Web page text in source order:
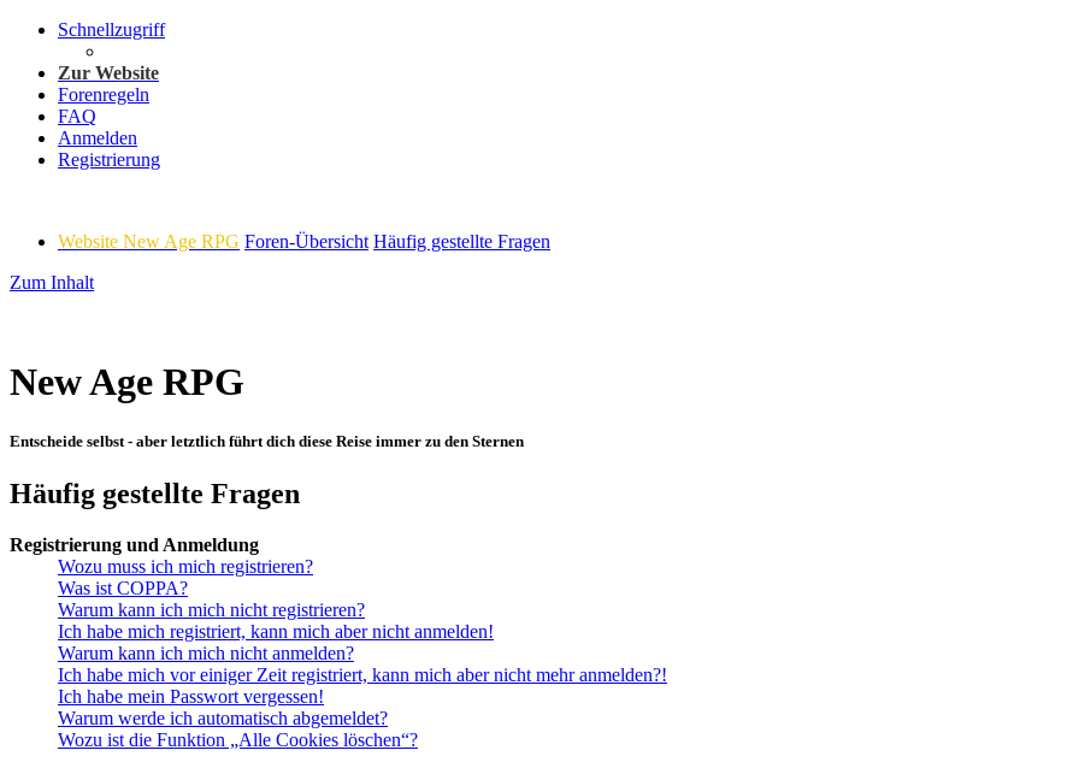
Schnellzugriff
Zur Website
Forenregeln
FAQ
Anmelden
Registrierung
Website New Age RPG Foren-Übersicht Häufig gestellte Fragen
Zum Inhalt
New Age RPG
Entscheide selbst - aber letztlich führt dich diese Reise immer zu den Sternen
Häufig gestellte Fragen
Registrierung und Anmeldung
Wozu muss ich mich registrieren?
Was ist COPPA?
Warum kann ich mich nicht registrieren?
Ich habe mich registriert, kann mich aber nicht anmelden!
Warum kann ich mich nicht anmelden?
Ich habe mich vor einiger Zeit registriert, kann mich aber nicht mehr anmelden?!
Ich habe mein Passwort vergessen!
Warum werde ich automatisch abgemeldet?
Wozu ist die Funktion „Alle Cookies löschen“?